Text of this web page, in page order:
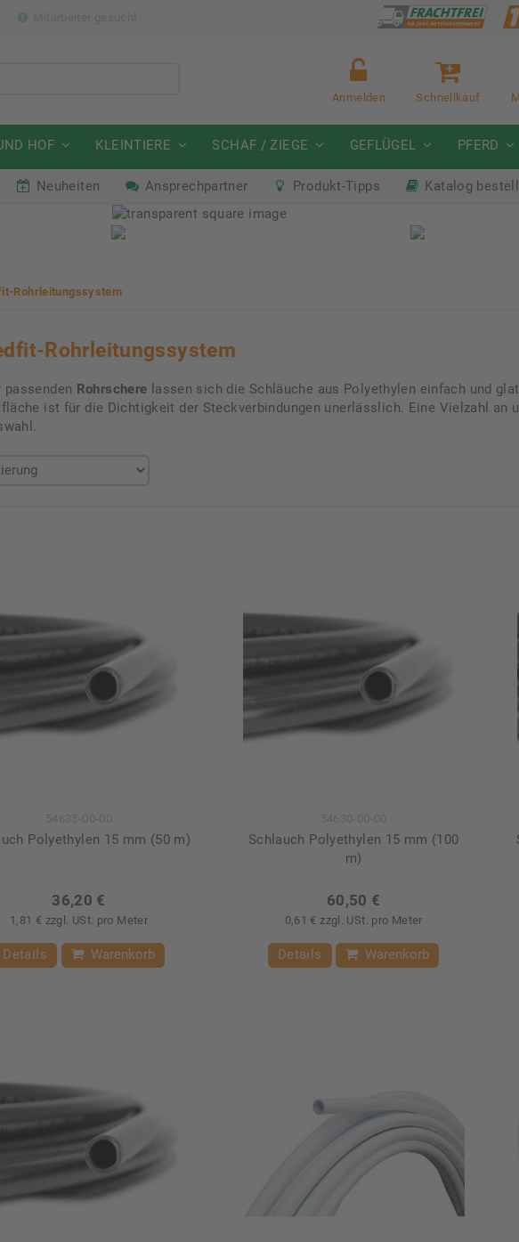
Anmelden Schnellkauf
HOF KLEINTIERE SCHAF / ZIEGE GEFLÜGEL PFERD
Neuheiten Ansprechpartner Produkt-Tipps Katalog
Rohrleitungssystem
Rohrleitungssystem
Rohrschere lassen sich die Schläuche aus Polyethylen einfach und
ist für die Dichtigkeit der Steckverbindungen unerlässlich. Eine Vielzahl an
Polyethylen 15 mm (50 m)
36,20 €
1,81 € zzgl. USt. pro Meter
Details Warenkorb
Schlauch Polyethylen 15 mm (100
m)
60,50 €
0,61 € zzgl. USt. pro Meter
Details Warenkorb